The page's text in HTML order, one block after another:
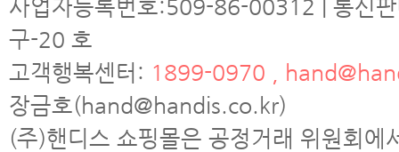
사업자등록번호:509-86-00312 | 통신
구-20 호
고객행복센터: 1899-0970 ,
장금호(hand@handis.co.kr)
(주)핸디스 쇼핑몰은 공정거래 위원회